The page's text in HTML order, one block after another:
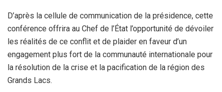
D’après la cellule de communication de la présidence, cette
conférence offrira au Chef de l’État l’opportunité de dévoiler
les réalités de ce conflit et de plaider en faveur d’un
engagement plus fort de la communauté internationale pour
la résolution de la crise et la pacification de la région des
Grands Lacs.